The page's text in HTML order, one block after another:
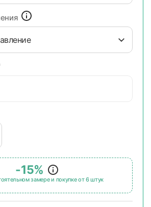
-15%
замере и покупке от 6 штук